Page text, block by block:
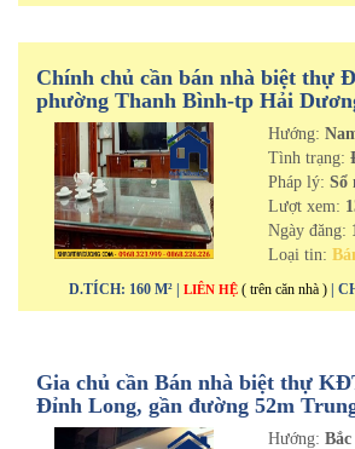
Chính chủ cần bán nhà biệt thự
phường Thanh Bình-tp Hải
Hướng:
Tình trạng:
Pháp lý: Sổ
Lượt xem:
Ngày đăng:
Loại tin:
D.TÍCH: 160 M² | LIÊN HỆ ( trên căn nhà ) |
Gia chủ cần Bán nhà biệt thự
Đỉnh Long, gần đường 52m
Phố Hải Dương
Hướng: Bắc